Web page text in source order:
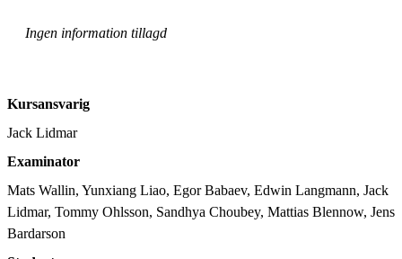
Ingen information tillagd
Kursansvarig
Jack Lidmar
Examinator
Mats Wallin, Yunxiang Liao, Egor Babaev, Edwin Langmann, Jack
Lidmar, Tommy Ohlsson, Sandhya Choubey, Mattias Blennow, Jens
Bardarson